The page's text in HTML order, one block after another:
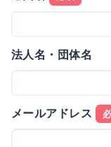
法人名・団体名
メールアドレス